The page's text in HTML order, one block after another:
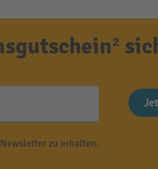
zu erhalten.